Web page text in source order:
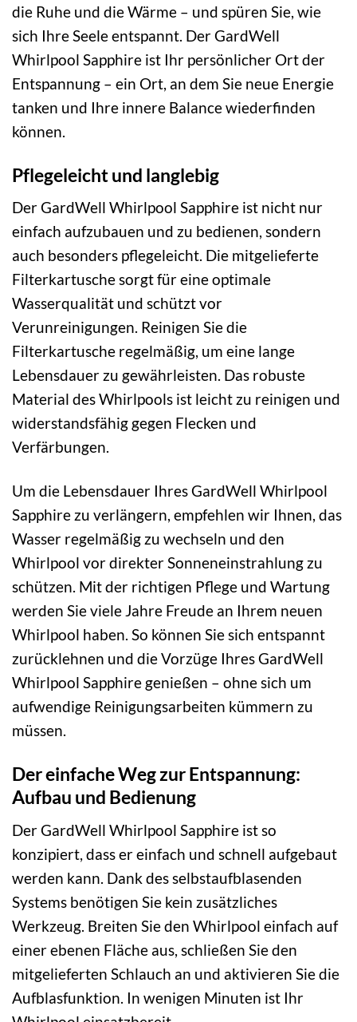
die Ruhe und die Wärme – und spüren Sie, wie
sich Ihre Seele entspannt. Der GardWell
Whirlpool Sapphire ist Ihr persönlicher Ort der
Entspannung – ein Ort, an dem Sie neue Energie
tanken und Ihre innere Balance wiederfinden
können.
Pflegeleicht und langlebig
Der GardWell Whirlpool Sapphire ist nicht nur
einfach aufzubauen und zu bedienen, sondern
auch besonders pflegeleicht. Die mitgelieferte
Filterkartusche sorgt für eine optimale
Wasserqualität und schützt vor
Verunreinigungen. Reinigen Sie die
Filterkartusche regelmäßig, um eine lange
Lebensdauer zu gewährleisten. Das robuste
Material des Whirlpools ist leicht zu reinigen und
widerstandsfähig gegen Flecken und
Verfärbungen.
Um die Lebensdauer Ihres GardWell Whirlpool
Sapphire zu verlängern, empfehlen wir Ihnen, das
Wasser regelmäßig zu wechseln und den
Whirlpool vor direkter Sonneneinstrahlung zu
schützen. Mit der richtigen Pflege und Wartung
werden Sie viele Jahre Freude an Ihrem neuen
Whirlpool haben. So können Sie sich entspannt
zurücklehnen und die Vorzüge Ihres GardWell
Whirlpool Sapphire genießen – ohne sich um
aufwendige Reinigungsarbeiten kümmern zu
müssen.
Der einfache Weg zur Entspannung:
Aufbau und Bedienung
Der GardWell Whirlpool Sapphire ist so
konzipiert, dass er einfach und schnell aufgebaut
werden kann. Dank des selbstaufblasenden
Systems benötigen Sie kein zusätzliches
Werkzeug. Breiten Sie den Whirlpool einfach auf
einer ebenen Fläche aus, schließen Sie den
mitgelieferten Schlauch an und aktivieren Sie die
Aufblasfunktion. In wenigen Minuten ist Ihr